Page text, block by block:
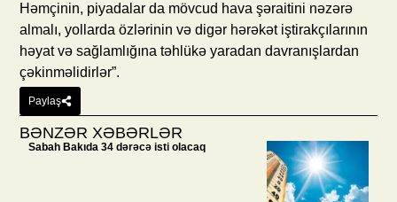
Həmçinin, piyadalar da mövcud hava şəraitini nəzərə
almalı, yollarda özlərinin və digər hərəkət iştirakçılarının
həyat və sağlamlığına təhlükə yaradan davranışlardan
çəkinməlidirlər”.
Paylaş
BƏNZƏR XƏBƏRLƏR
Sabah Bakıda 34 dərəcə isti olacaq